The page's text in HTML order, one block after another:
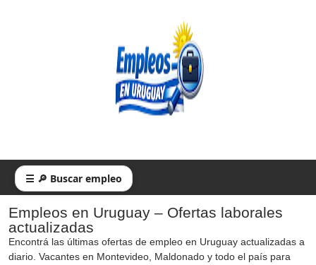
☰ 🔎 Buscar empleo
Empleos en Uruguay – Ofertas laborales
actualizadas
Encontrá las últimas ofertas de empleo en Uruguay actualizadas a
diario. Vacantes en Montevideo, Maldonado y todo el país para